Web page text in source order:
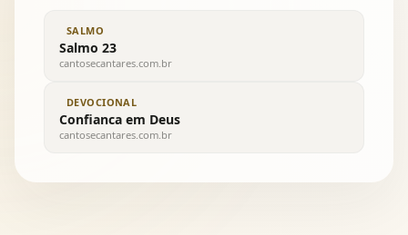
SALMO
Salmo 23
cantosecantares.com.br
DEVOCIONAL
Confianca em Deus
cantosecantares.com.br